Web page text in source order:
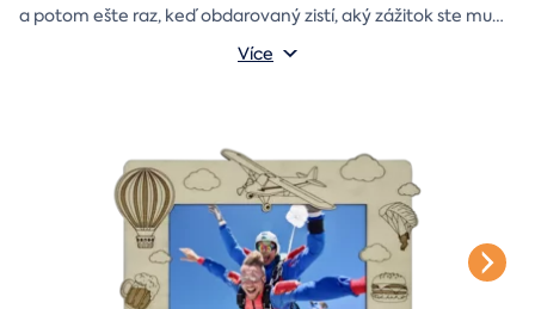
a potom ešte raz, keď obdarovaný zistí, aký zážitok ste mu
darčekovú skladačku
Vonkajšie rozmery: 20 × 20 × 20 cm
Více